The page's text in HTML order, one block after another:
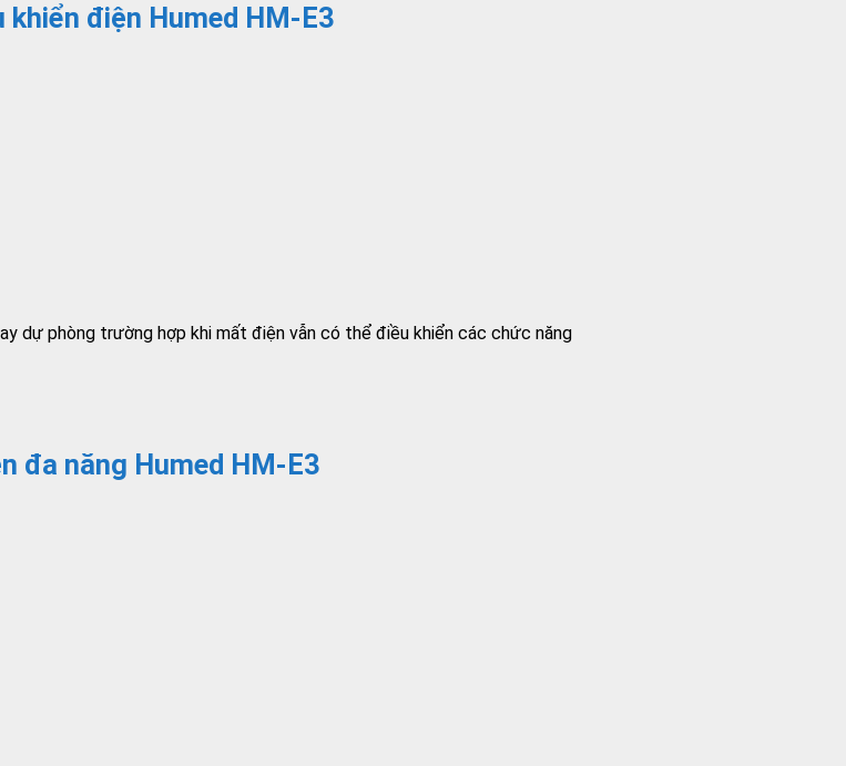
điện Humed HM-E3
dự phòng trường hợp khi mất điện vẫn có thể điều khiển các chức năng
đa năng Humed HM-E3